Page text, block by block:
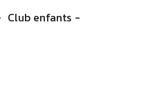
Club enfants